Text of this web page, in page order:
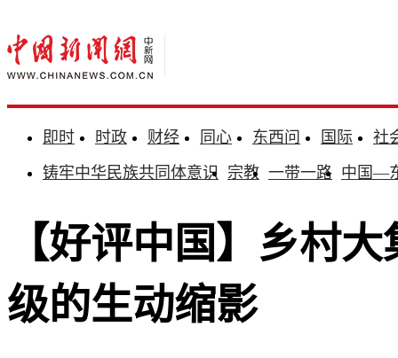
即时 时政 财经 同心 东西问 国际
社
铸牢中华民族共同体意识 宗教 一带一路 中国—
【好评中国】乡村
级的生动缩影